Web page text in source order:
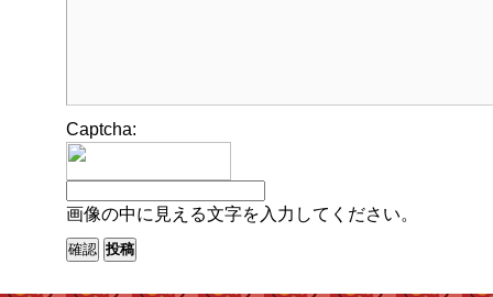
Captcha:
画像の中に見える文字を入力してください。